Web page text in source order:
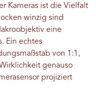
Kameras ist die Vielfalt
winzig sind
eine
Ein echtes
von 1:1,
genauso
projiziert